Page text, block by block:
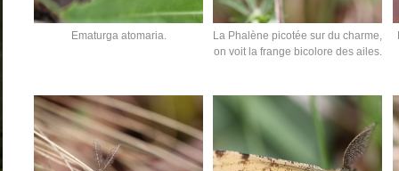
Ematurga atomaria.
La Phalène picotée sur du charme,
on voit la frange bicolore des ailes.